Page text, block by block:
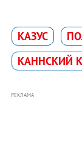
КАЗУС
КАННСКИЙ
РЕКЛАМА